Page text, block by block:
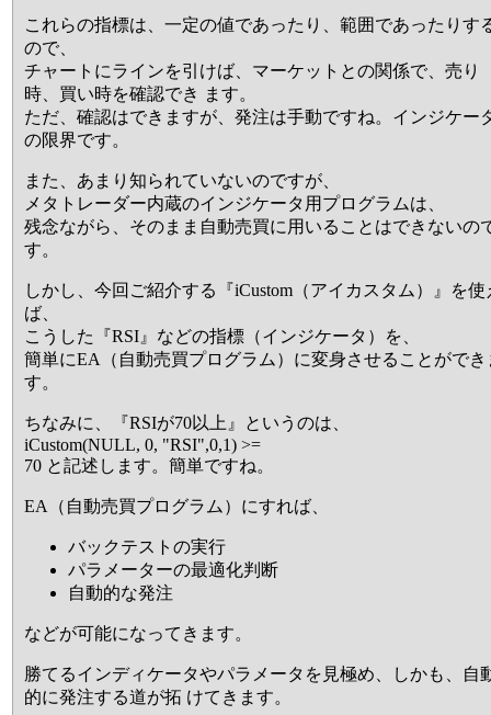
これらの指標は、一定の値であったり、範囲であったりす
ので、
チャートにラインを引けば、マーケットとの関係で、売り
時、買い時を確認でき ます。
ただ、確認はできますが、発注は手動ですね。インジケー
の限界です。
また、あまり知られていないのですが、
メタトレーダー内蔵のインジケータ用プログラムは、
残念ながら、そのまま自動売買に用いることはできないの
す。
しかし、今回ご紹介する『iCustom（アイカスタム）』を使
ば、
こうした『RSI』などの指標（インジケータ）を、
簡単にEA（自動売買プログラム）に変身させることができ
す。
ちなみに、『RSIが70以上』というのは、
iCustom(NULL, 0, "RSI",0,1) >=
70 と記述します。簡単ですね。
EA（自動売買プログラム）にすれば、
バックテストの実行
パラメーターの最適化判断
自動的な発注
などが可能になってきます。
勝てるインディケータやパラメータを見極め、しかも、自
的に発注する道が拓 けてきます。